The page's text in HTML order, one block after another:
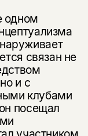
одном
связан не
и с
клубами
посещал